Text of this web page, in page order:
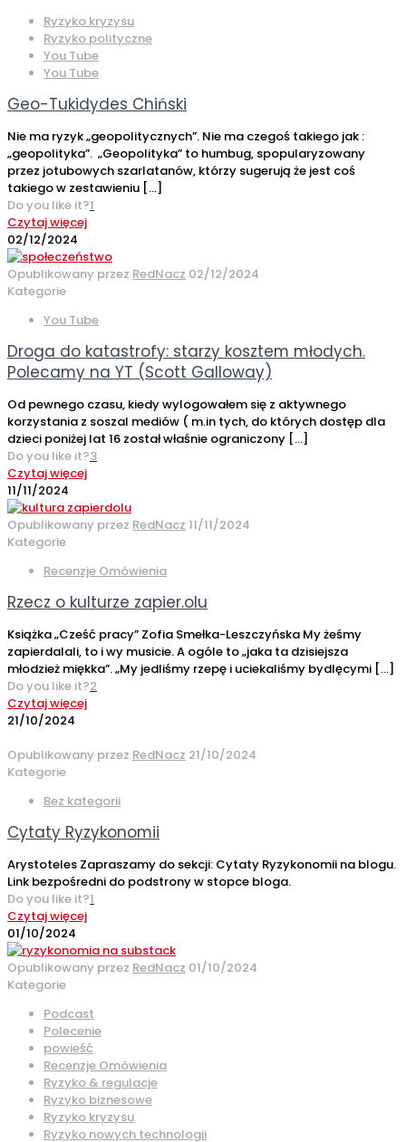
Ryzyko kryzysu
Ryzyko polityczne
You Tube
You Tube
Geo-Tukidydes Chiński
Nie ma ryzyk „geopolitycznych”. Nie ma czegoś takiego jak :
„geopolityka”. „Geopolityka” to humbug, spopularyzowany
przez jotubowych szarlatanów, którzy sugerują że jest coś
takiego w zestawieniu […]
Do you like it?1
Czytaj więcej
02/12/2024
Opublikowany przez RedNacz 02/12/2024
Kategorie
You Tube
Droga do katastrofy: starzy kosztem młodych.
Polecamy na YT (Scott Galloway)
Od pewnego czasu, kiedy wylogowałem się z aktywnego
korzystania z soszal mediów ( m.in tych, do których dostęp dla
dzieci poniżej lat 16 został właśnie ograniczony […]
Do you like it?3
Czytaj więcej
11/11/2024
Opublikowany przez RedNacz 11/11/2024
Kategorie
Recenzje Omówienia
Rzecz o kulturze zapier.olu
Książka „Cześć pracy” Zofia Smełka-Leszczyńska My żeśmy
zapierdalali, to i wy musicie. A ogóle to „jaka ta dzisiejsza
młodzież miękka”. „My jedliśmy rzepę i uciekaliśmy bydlęcymi […]
Do you like it?2
Czytaj więcej
21/10/2024
Opublikowany przez RedNacz 21/10/2024
Kategorie
Bez kategorii
Cytaty Ryzykonomii
Arystoteles Zapraszamy do sekcji: Cytaty Ryzykonomii na blogu.
Link bezpośredni do podstrony w stopce bloga.
Do you like it?1
Czytaj więcej
01/10/2024
Opublikowany przez RedNacz 01/10/2024
Kategorie
Podcast
Polecenie
powieść
Recenzje Omówienia
Ryzyko & regulacje
Ryzyko biznesowe
Ryzyko kryzysu
Ryzyko nowych technologii